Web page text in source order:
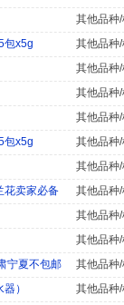
其他品种
包x5g
其他品种
其他品种
其他品种
其他品种
包x5g
其他品种
其他品种
花卖家必备
其他品种
其他品种
其他品种
宁夏不包邮
其他品种
）
其他品种